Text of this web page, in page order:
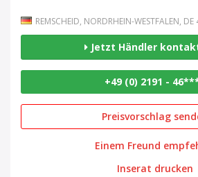
REMSCHEID, NORDRHEIN-WESTFALEN,
Jetzt Händler
+49 (0) 2191 -
Preisvorschlag
Einem Freund
Inserat drucken